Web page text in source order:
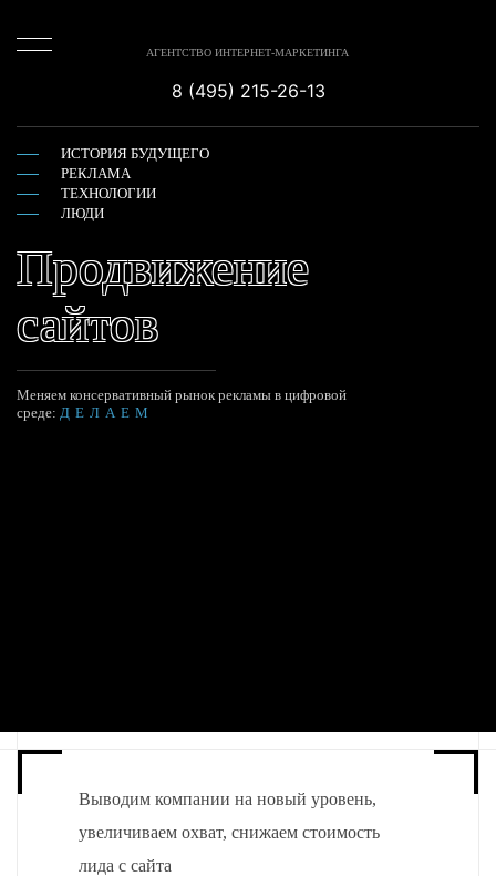
АГЕНТСТВО ИНТЕРНЕТ-МАРКЕТИНГА
8 (495) 215-26-13
ИСТОРИЯ БУДУЩЕГО
РЕКЛАМА
ТЕХНОЛОГИИ
ЛЮДИ
Продвижение
сайтов
Меняем консервативный рынок рекламы в цифровой
среде: ДЕЛАЕМ
ЗАПУСКАЕМ
ПРОДВИГАЕМ
Выводим компании на новый уровень,
увеличиваем охват, снижаем стоимость
лида с сайта